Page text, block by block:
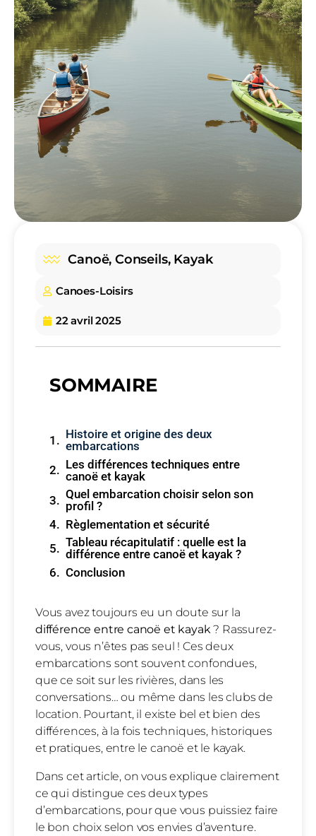
Canoë,Conseils, Kayak
Canoes-Loisirs
22 avril 2025
SOMMAIRE
Histoire et origine des deux
embarcations
Les différences techniques entre
canoë et kayak
Quel embarcation choisir selon son
profil ?
Règlementation et sécurité
Tableau récapitulatif : quelle est la
différence entre canoë et kayak ?
Conclusion
Vous avez toujours eu un doute sur la
différence entre canoë et kayak ? Rassurez-
vous, vous n’êtes pas seul ! Ces deux
embarcations sont souvent confondues,
que ce soit sur les rivières, dans les
conversations… ou même dans les clubs de
location. Pourtant, il existe bel et bien des
différences, à la fois techniques, historiques
et pratiques, entre le canoë et le kayak.
Dans cet article, on vous explique clairement
ce qui distingue ces deux types
d’embarcations, pour que vous puissiez faire
le bon choix selon vos envies d’aventure.